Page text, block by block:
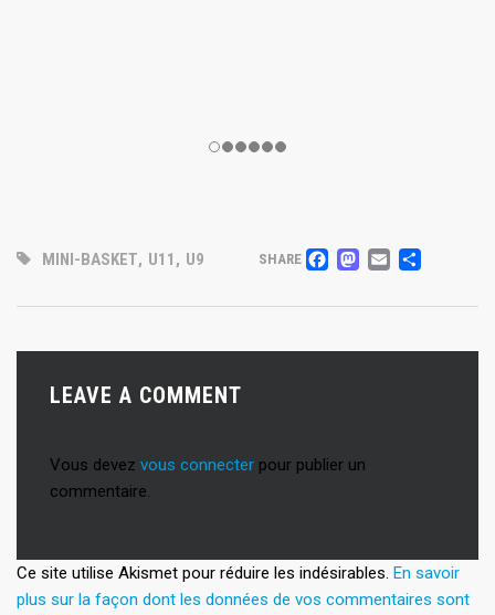
MINI-BASKET, U11 , U9 SHARE FACEBOOK
EMAIL
LEAVE A COMMENT
Vous devez vous connecter pour publier un
commentaire.
Ce site utilise Akismet pour réduire les indésirables. En savoir
plus sur la façon dont les données de vos commentaires sont